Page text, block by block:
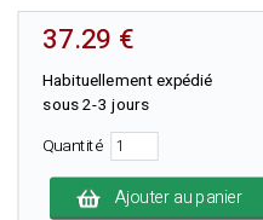
37.29 €
Habituellement expédié
sous 2-3 jours
Quantité
Ajouter au panier